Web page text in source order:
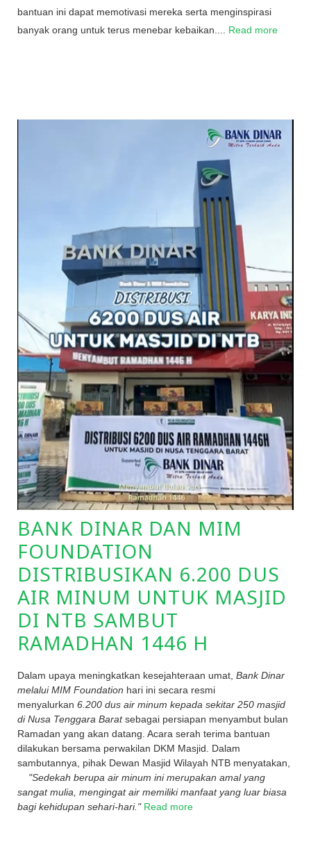
bantuan ini dapat memotivasi mereka serta menginspirasi
banyak orang untuk terus menebar kebaikan.... Read more
BANK DINAR DAN MIM
FOUNDATION
DISTRIBUSIKAN 6.200 DUS
AIR MINUM UNTUK MASJID
DI NTB SAMBUT
RAMADHAN 1446 H
Dalam upaya meningkatkan kesejahteraan umat, Bank Dinar
melalui MIM Foundation hari ini secara resmi
menyalurkan 6.200 dus air minum kepada sekitar 250 masjid
di Nusa Tenggara Baratsebagai persiapan menyambut bulan
Ramadan yang akan datang. Acara serah terima bantuan
dilakukan bersama perwakilan DKM Masjid. Dalam
sambutannya, pihak Dewan Masjid Wilayah NTB menyatakan,
"Sedekah berupa air minum ini merupakan amal yang
sangat mulia, mengingat air memiliki manfaat yang luar biasa
bagi kehidupan sehari-hari." Read more